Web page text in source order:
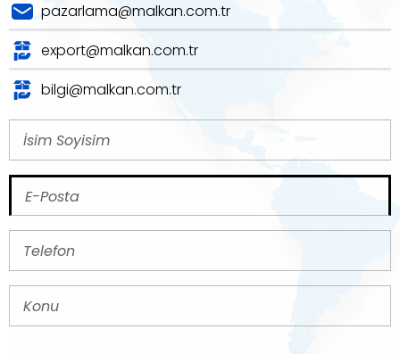
pazarlama@malkan.com.tr
export@malkan.com.tr
bilgi@malkan.com.tr